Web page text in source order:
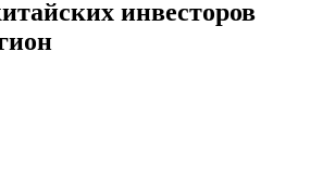
инвесторов